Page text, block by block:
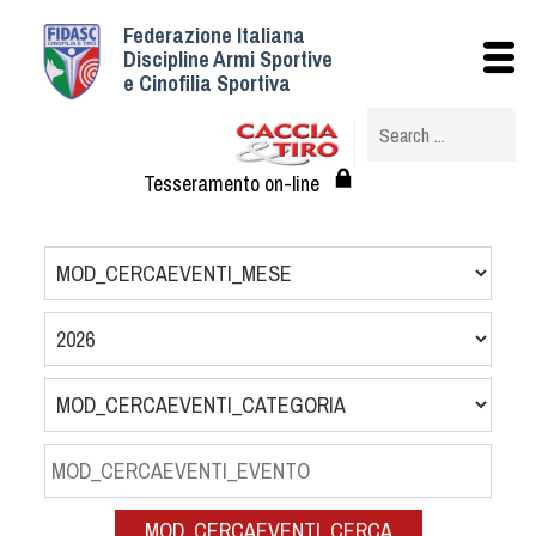
Federazione Italiana
Discipline Armi Sportive
e Cinofilia Sportiva
Tesseramento on-line
Istituzionale
Struttura
Albo Veterinari federali
Tesseramento e Affiliazioni
Statuto e Regolamenti
Federazione Trasparente
Assicurazione
Convenzioni
Società
Tesserati